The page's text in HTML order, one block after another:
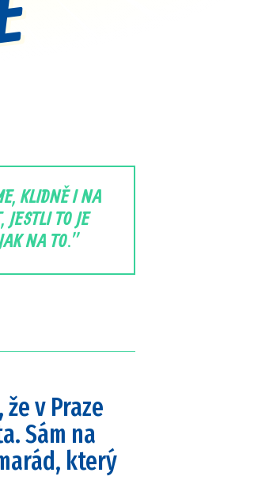
KLIDNĚ I NA
TO JE
NA TO.”
v Praze
Sám na
který